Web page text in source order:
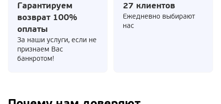
Гарантируем
возврат 100%
оплаты
За наши услуги, если не
признаем Вас
банкротом!
27 клиентов
Ежедневно выбирают
нас